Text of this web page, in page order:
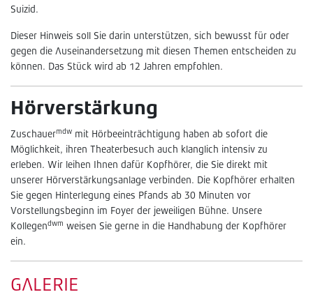
Suizid.
Dieser Hinweis soll Sie darin unterstützen, sich bewusst für oder
gegen die Auseinandersetzung mit diesen Themen entscheiden zu
können. Das Stück wird ab 12 Jahren empfohlen.
Hörverstärkung
Zuschauermdw mit Hörbeeinträchtigung haben ab sofort die
Möglichkeit, ihren Theaterbesuch auch klanglich intensiv zu
erleben. Wir leihen Ihnen dafür Kopfhörer, die Sie direkt mit
unserer Hörverstärkungsanlage verbinden. Die Kopfhörer erhalten
Sie gegen Hinterlegung eines Pfands ab 30 Minuten vor
Vorstellungsbeginn im Foyer der jeweiligen Bühne. Unsere
Kollegendwm weisen Sie gerne in die Handhabung der Kopfhörer
ein.
GALERIE